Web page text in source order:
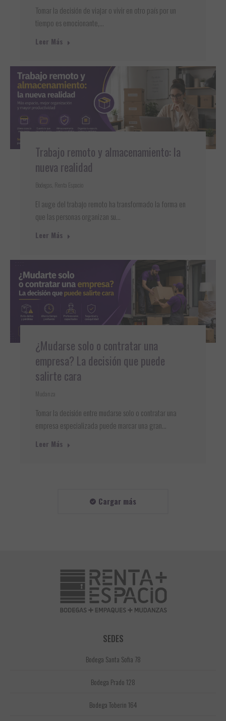
Tomar la decisión de viajar o vivir en otro país por un
tiempo es emocionante,…
Leer Más
Trabajo remoto y almacenamiento: la
nueva realidad
Bodegas Renta Espacio
El auge del trabajo remoto ha transformado la forma en
que las personas organizan su…
Leer Más
¿Mudarse solo o contratar una
empresa? La decisión que puede
salirte cara
Mudanza
Tomar la decisión entre mudarse solo o contratar una
empresa especializada puede marcar una gran…
Leer Más
Cargar más
SEDES
Bodega Santa Sofia 78
Bodega Prado 128
Bodega Toberin 164